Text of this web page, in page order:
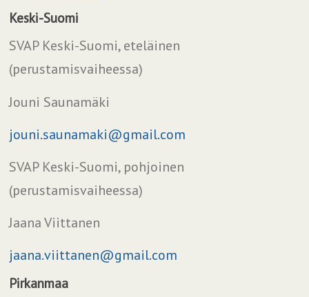
Keski-Suomi
SVAP Keski-Suomi, eteläinen
(perustamisvaiheessa)
Jouni Saunamäki
jouni.saunamaki@gmail.com
SVAP Keski-Suomi, pohjoinen
(perustamisvaiheessa)
Jaana Viittanen
jaana.viittanen@gmail.com
Pirkanmaa